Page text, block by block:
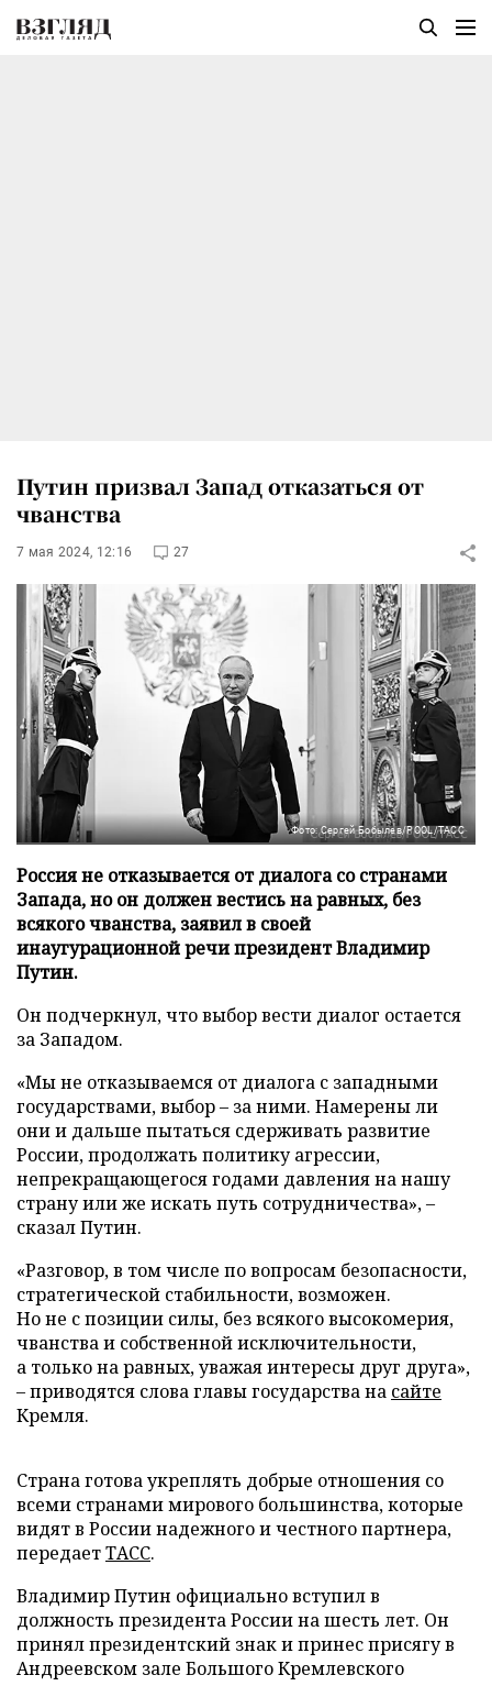
Путин призвал Запад отказаться от
чванства
7 мая 2024, 12:16 27
Фото: Сергей Бобылев/POOL/ТАСС
Россия не отказывается от диалога со странами
Запада, но он должен вестись на равных, без
всякого чванства, заявил в своей
инаугурационной речи президент Владимир
Путин.
Он подчеркнул, что выбор вести диалог остается
за Западом.
«Мы не отказываемся от диалога с западными
государствами, выбор – за ними. Намерены ли
они и дальше пытаться сдерживать развитие
России, продолжать политику агрессии,
непрекращающегося годами давления на нашу
страну или же искать путь сотрудничества», –
сказал Путин.
«Разговор, в том числе по вопросам безопасности,
стратегической стабильности, возможен.
Но не с позиции силы, без всякого высокомерия,
чванства и собственной исключительности,
а только на равных, уважая интересы друг друга»,
– приводятся слова главы государства на сайте
Кремля.
Страна готова укреплять добрые отношения со
всеми странами мирового большинства, которые
видят в России надежного и честного партнера,
передаетТАСС.
Владимир Путин официально вступил в
должность президента России на шесть лет. Он
принял президентский знак и принес присягу в
Андреевском зале Большого Кремлевского